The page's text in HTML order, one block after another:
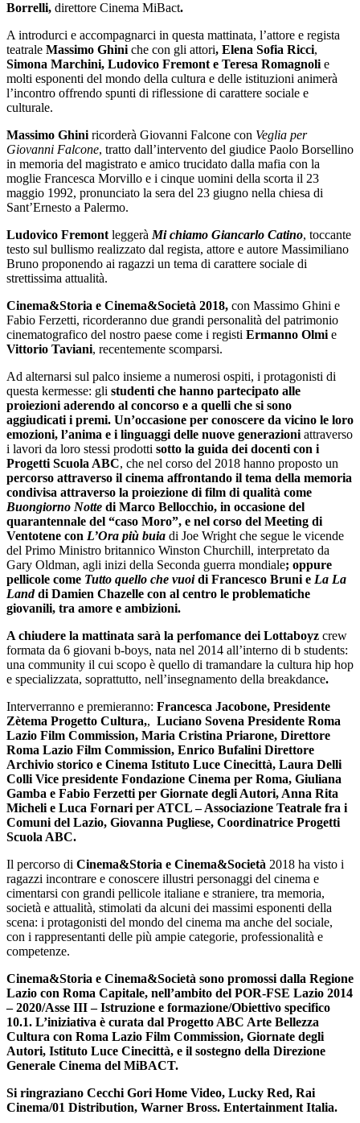
Borrelli, direttore Cinema MiBact.
A introdurci e accompagnarci in questa mattinata, l’attore e regista
teatrale Massimo Ghini che con gli attori, Elena Sofia Ricci,
Simona Marchini, Ludovico Fremont e Teresa Romagnoli e
molti esponenti del mondo della cultura e delle istituzioni animerà
l’incontro offrendo spunti di riflessione di carattere sociale e
culturale.
Massimo Ghini ricorderà Giovanni Falcone con Veglia per
Giovanni Falcone, tratto dall’intervento del giudice Paolo Borsellino
in memoria del magistrato e amico trucidato dalla mafia con la
moglie Francesca Morvillo e i cinque uomini della scorta il 23
maggio 1992, pronunciato la sera del 23 giugno nella chiesa di
Sant’Ernesto a Palermo.
Ludovico Fremont leggerà Mi chiamo Giancarlo Catino, toccante
testo sul bullismo realizzato dal regista, attore e autore Massimiliano
Bruno proponendo ai ragazzi un tema di carattere sociale di
strettissima attualità.
Cinema&Storia e Cinema&Società 2018, con Massimo Ghini e
Fabio Ferzetti, ricorderanno due grandi personalità del patrimonio
cinematografico del nostro paese come i registi Ermanno Olmi e
Vittorio Taviani, recentemente scomparsi.
Ad alternarsi sul palco insieme a numerosi ospiti, i protagonisti di
questa kermesse: gli studenti che hanno partecipato alle
proiezioni aderendo al concorso e a quelli che si sono
aggiudicati i premi. Un’occasione per conoscere da vicino le loro
emozioni, l’anima e i linguaggi delle nuove generazioni attraverso
i lavori da loro stessi prodotti sotto la guida dei docenti con i
Progetti Scuola ABC, che nel corso del 2018 hanno proposto un
percorso attraverso il cinema affrontando il tema della memoria
condivisa attraverso la proiezione di film di qualità come
Buongiorno Notte di Marco Bellocchio, in occasione del
quarantennale del “caso Moro”, e nel corso del Meeting di
Ventotene con L’Ora più buia di Joe Wright che segue le vicende
del Primo Ministro britannico Winston Churchill, interpretato da
Gary Oldman, agli inizi della Seconda guerra mondiale; oppure
pellicole come Tutto quello che vuoidi Francesco Bruni e La La
Landdi Damien Chazelle con al centro le problematiche
giovanili, tra amore e ambizioni.
A chiudere la mattinata sarà la perfomance dei Lottaboyz crew
formata da 6 giovani b-boys, nata nel 2014 all’interno di b students:
una community il cui scopo è quello di tramandare la cultura hip hop
e specializzata, soprattutto, nell’insegnamento della breakdance.
Interverranno e premieranno: Francesca Jacobone, Presidente
Zètema Progetto Cultura,, Luciano Sovena Presidente Roma
Lazio Film Commission, Maria Cristina Priarone, Direttore
Roma Lazio Film Commission, Enrico Bufalini Direttore
Archivio storico e Cinema Istituto Luce Cinecittà, Laura Delli
Colli Vice presidente Fondazione Cinema per Roma, Giuliana
Gamba e Fabio Ferzetti per Giornate degli Autori, Anna Rita
Micheli e Luca Fornari per ATCL – Associazione Teatrale fra i
Comuni del Lazio, Giovanna Pugliese, Coordinatrice Progetti
Scuola ABC.
Il percorso di Cinema&Storia e Cinema&Società 2018 ha visto i
ragazzi incontrare e conoscere illustri personaggi del cinema e
cimentarsi con grandi pellicole italiane e straniere, tra memoria,
società e attualità, stimolati da alcuni dei massimi esponenti della
scena: i protagonisti del mondo del cinema ma anche del sociale,
con i rappresentanti delle più ampie categorie, professionalità e
competenze.
Cinema&Storia e Cinema&Società sono promossi dalla Regione
Lazio con Roma Capitale, nell’ambito del POR-FSE Lazio 2014
– 2020/Asse III – Istruzione e formazione/Obiettivo specifico
10.1. L’iniziativa è curata dal Progetto ABC Arte Bellezza
Cultura con Roma Lazio Film Commission, Giornate degli
Autori, Istituto Luce Cinecittà, e il sostegno della Direzione
Generale Cinema del MiBACT.
Si ringraziano Cecchi Gori Home Video, Lucky Red, Rai
Cinema/01 Distribution, Warner Bross. Entertainment Italia.